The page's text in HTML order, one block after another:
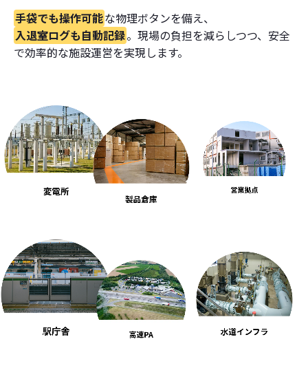
手袋でも操作可能な物理ボタンを備え、
入退室ログも自動記録。現場の負担を減らしつつ、安全
で効率的な施設運営を実現します。